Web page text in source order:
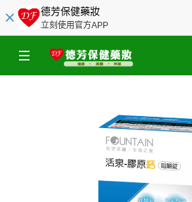
德芳保健藥妝
立刻使用官方APP